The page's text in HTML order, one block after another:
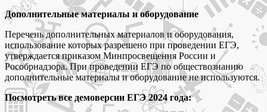
Дополнительные материалы и оборудование
Перечень дополнительных материалов и оборудования,
использование которых разрешено при проведении ЕГЭ,
утверждается приказом Минпросвещения России и
Рособрнадзора. При проведении ЕГЭ по обществознанию
дополнительные материалы и оборудование не используются.
Посмотреть все демоверсии ЕГЭ 2024 года: